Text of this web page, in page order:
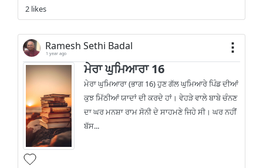
2 likes
Ramesh Sethi Badal
1 year ago
ਮੇਰਾ ਘੁਮਿਆਰਾ 16
ਮੇਰਾ ਘੁਮਿਆਰਾ (ਭਾਗ 16) ਹੁਣ ਗੱਲ ਘੁਮਿਆਰੇ ਪਿੰਡ ਦੀਆਂ
ਕੁਝ ਮਿੱਠੀਆਂ ਯਾਦਾਂ ਦੀ ਕਰਦੇ ਹਾਂ। ਵੇਹੜੇ ਵਾਲੇ ਬਾਬੇ ਚੰਨਣ
ਦਾ ਘਰ ਮਨਸ਼ਾ ਰਾਮ ਸੋਨੀ ਦੇ ਸਾਹਮਣੇ ਜਿਹੇ ਸੀ। ਘਰ ਨਹੀਂ
ਬੱਸ...